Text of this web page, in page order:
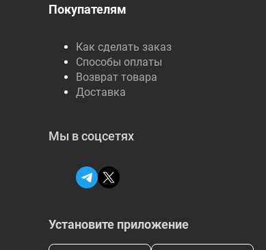
Покупателям
Как сделать заказ
Способы оплаты
Возврат товара
Доставка
Установите приложение
Мы в соцсетях